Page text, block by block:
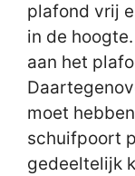
plafond vrij
in de
aan het
moet
schuifpoort
gedeeltelijk